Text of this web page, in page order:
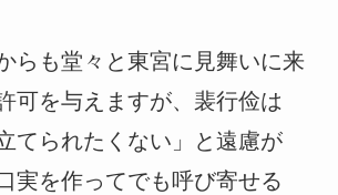
らも堂々と東宮に見舞いに来
可を与えますが、裴行俭は
てられたくない」と遠慮が
実を作ってでも呼び寄せる